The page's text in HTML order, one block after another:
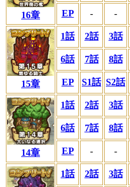
16章 EP - -
15章
1話 2話 3話
6話 7話 8話
EP S1話 S2話
14章
1話 2話 3話
6話 7話 8話
EP - -
1話 2話 3話